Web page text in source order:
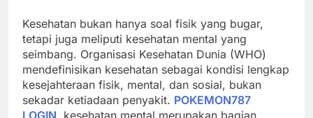
Kesehatan bukan hanya soal fisik yang bugar,
tetapi juga meliputi kesehatan mental yang
seimbang. Organisasi Kesehatan Dunia (WHO)
mendefinisikan kesehatan sebagai kondisi lengkap
kesejahteraan fisik, mental, dan sosial, bukan
sekadar ketiadaan penyakit. POKEMON787